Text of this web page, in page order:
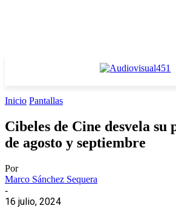
Inicio Pantallas
Cibeles de Cine desvela su
de agosto y septiembre
Por
Marco Sánchez Sequera
-
16 julio, 2024